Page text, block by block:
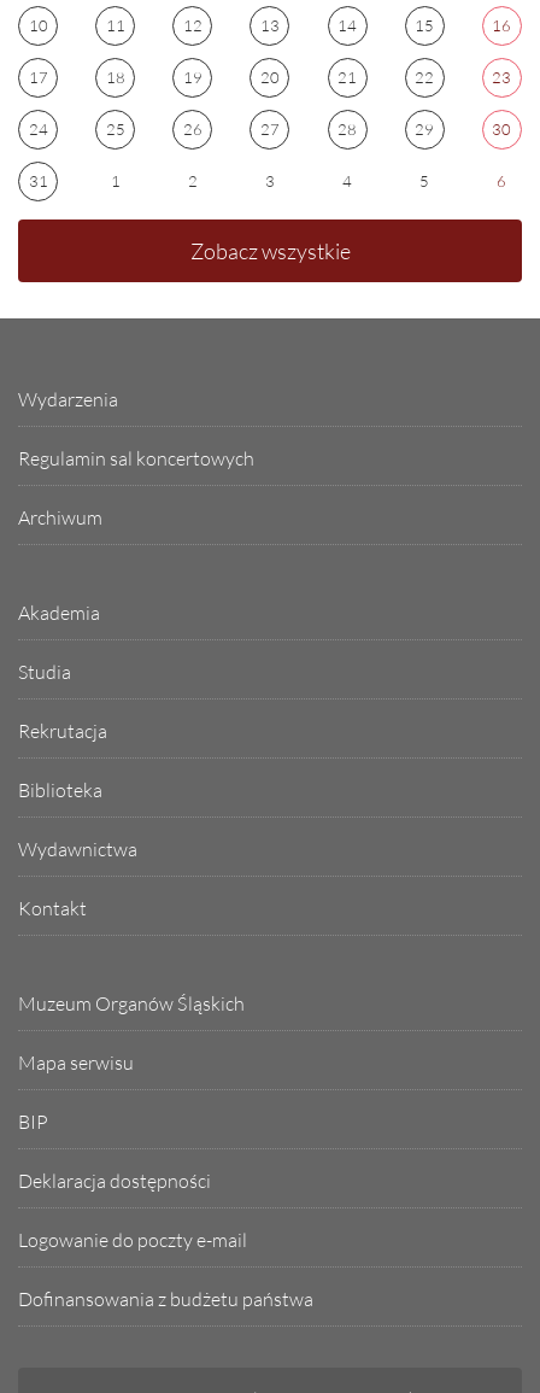
10 11 12 13 14 15 16
17 18 19 20 21 22 23
24 25 26 27 28 29 30
31 1 2 3 4 5 6
Zobacz wszystkie
Wydarzenia
Regulamin sal koncertowych
Archiwum
Akademia
Studia
Rekrutacja
Biblioteka
Wydawnictwa
Kontakt
Muzeum Organów Śląskich
Mapa serwisu
BIP
Deklaracja dostępności
Logowanie do poczty e-mail
Dofinansowania z budżetu państwa